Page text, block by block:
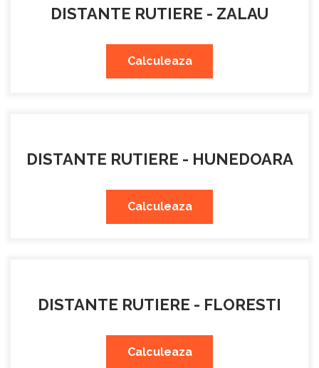
DISTANTE RUTIERE - ZALAU
Calculeaza
DISTANTE RUTIERE - HUNEDOARA
Calculeaza
DISTANTE RUTIERE - FLORESTI
Calculeaza